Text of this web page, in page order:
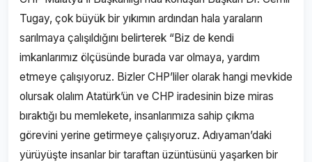
Tugay, çok büyük bir yıkımın ardından hala yaraların
sarılmaya çalışıldığını belirterek “Biz de kendi
imkanlarımız ölçüsünde burada var olmaya, yardım
etmeye çalışıyoruz. Bizler CHP’liler olarak hangi mevkide
olursak olalım Atatürk’ün ve CHP iradesinin bize miras
bıraktığı bu memlekete, insanlarımıza sahip çıkma
görevini yerine getirmeye çalışıyoruz. Adıyaman’daki
yürüyüşte insanlar bir taraftan üzüntüsünü yaşarken bir